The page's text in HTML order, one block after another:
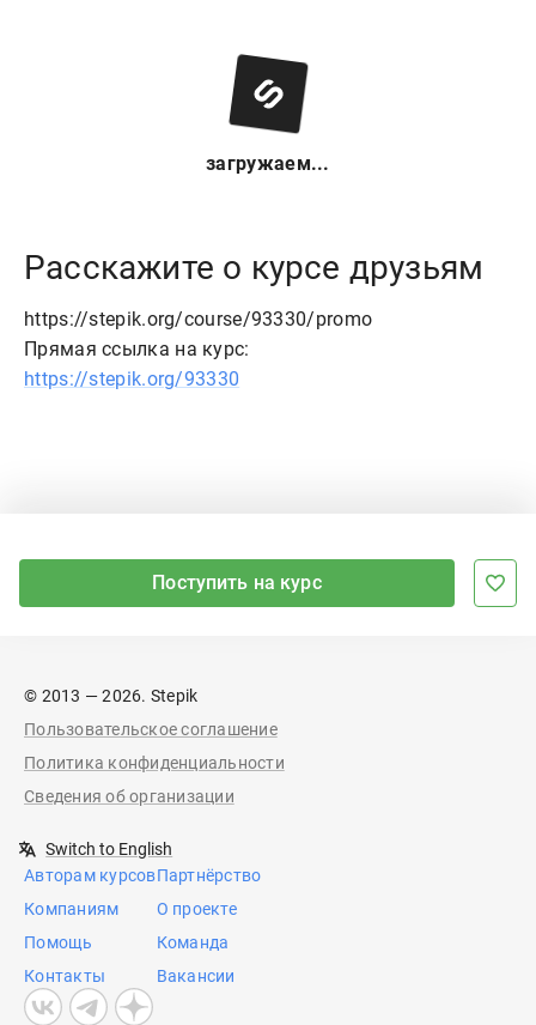
загружаем...
Расскажите о курсе друзьям
https://stepik.org/course/93330/promo
Прямая ссылка на курс:
https://stepik.org/93330
Поступить на курс
© 2013 — 2026. Stepik
Пользовательское соглашение
Политика конфиденциальности
Сведения об организации
Switch to English
Авторам курсов
Компаниям
Помощь
Контакты
Партнёрство
О проекте
Команда
Вакансии